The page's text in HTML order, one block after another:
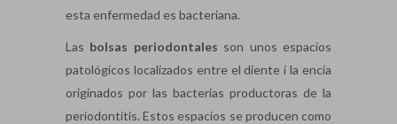
esta enfermedad es bacteriana.
Las bolsas periodontales son unos espacios
patológicos localizados entre el diente i la encía
originados por las bacterias productoras de la
periodontitis. Estos espacios se producen como